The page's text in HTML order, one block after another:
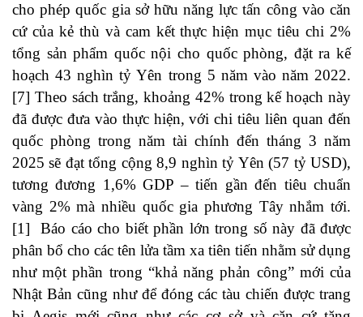
cho phép quốc gia sở hữu năng lực tấn công vào căn
cứ của kẻ thù và cam kết thực hiện mục tiêu chi 2%
tổng sản phẩm quốc nội cho quốc phòng, đặt ra kế
hoạch 43 nghìn tỷ Yên trong 5 năm vào năm 2022.
[7] Theo sách trắng, khoảng 42% trong kế hoạch này
đã được đưa vào thực hiện, với chi tiêu liên quan đến
quốc phòng trong năm tài chính đến tháng 3 năm
2025 sẽ đạt tổng cộng 8,9 nghìn tỷ Yên (57 tỷ USD),
tương đương 1,6% GDP – tiến gần đến tiêu chuẩn
vàng 2% mà nhiều quốc gia phương Tây nhắm tới.
[1] Báo cáo cho biết phần lớn trong số này đã được
phân bổ cho các tên lửa tầm xa tiên tiến nhằm sử dụng
như một phần trong “khả năng phản công” mới của
Nhật Bản cũng như để đóng các tàu chiến được trang